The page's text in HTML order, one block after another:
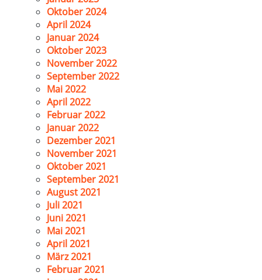
Oktober 2024
April 2024
Januar 2024
Oktober 2023
November 2022
September 2022
Mai 2022
April 2022
Februar 2022
Januar 2022
Dezember 2021
November 2021
Oktober 2021
September 2021
August 2021
Juli 2021
Juni 2021
Mai 2021
April 2021
März 2021
Februar 2021